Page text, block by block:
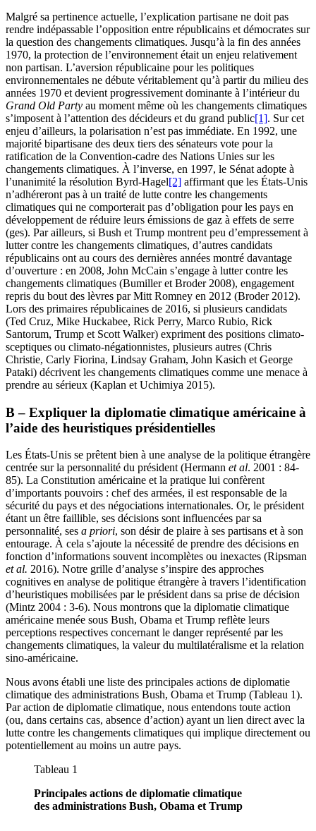
Malgré sa pertinence actuelle, l’explication partisane ne doit pas
rendre indépassable l’opposition entre républicains et démocrates sur
la question des changements climatiques. Jusqu’à la fin des années
1970, la protection de l’environnement était un enjeu relativement
non partisan. L’aversion républicaine pour les politiques
environnementales ne débute véritablement qu’à partir du milieu des
années 1970 et devient progressivement dominante à l’intérieur du
Grand Old Party au moment même où les changements climatiques
s’imposent à l’attention des décideurs et du grand public[1]. Sur cet
enjeu d’ailleurs, la polarisation n’est pas immédiate. En 1992, une
majorité bipartisane des deux tiers des sénateurs vote pour la
ratification de la Convention-cadre des Nations Unies sur les
changements climatiques. À l’inverse, en 1997, le Sénat adopte à
l’unanimité la résolution Byrd-Hagel[2] affirmant que les États-Unis
n’adhéreront pas à un traité de lutte contre les changements
climatiques qui ne comporterait pas d’obligation pour les pays en
développement de réduire leurs émissions de gaz à effets de serre
(ges). Par ailleurs, si Bush et Trump montrent peu d’empressement à
lutter contre les changements climatiques, d’autres candidats
républicains ont au cours des dernières années montré davantage
d’ouverture : en 2008, John McCain s’engage à lutter contre les
changements climatiques (Bumiller et Broder 2008), engagement
repris du bout des lèvres par Mitt Romney en 2012 (Broder 2012).
Lors des primaires républicaines de 2016, si plusieurs candidats
(Ted Cruz, Mike Huckabee, Rick Perry, Marco Rubio, Rick
Santorum, Trump et Scott Walker) expriment des positions climato-
sceptiques ou climato-négationnistes, plusieurs autres (Chris
Christie, Carly Fiorina, Lindsay Graham, John Kasich et George
Pataki) décrivent les changements climatiques comme une menace à
prendre au sérieux (Kaplan et Uchimiya 2015).
B – Expliquer la diplomatie climatique américaine à
l’aide des heuristiques présidentielles
Les États-Unis se prêtent bien à une analyse de la politique étrangère
centrée sur la personnalité du président (Hermann et al. 2001 : 84-
85). La Constitution américaine et la pratique lui confèrent
d’importants pouvoirs : chef des armées, il est responsable de la
sécurité du pays et des négociations internationales. Or, le président
étant un être faillible, ses décisions sont influencées par sa
personnalité, ses a priori, son désir de plaire à ses partisans et à son
entourage. À cela s’ajoute la nécessité de prendre des décisions en
fonction d’informations souvent incomplètes ou inexactes (Ripsman
et al. 2016). Notre grille d’analyse s’inspire des approches
cognitives en analyse de politique étrangère à travers l’identification
d’heuristiques mobilisées par le président dans sa prise de décision
(Mintz 2004 : 3-6). Nous montrons que la diplomatie climatique
américaine menée sous Bush, Obama et Trump reflète leurs
perceptions respectives concernant le danger représenté par les
changements climatiques, la valeur du multilatéralisme et la relation
sino-américaine.
Nous avons établi une liste des principales actions de diplomatie
climatique des administrations Bush, Obama et Trump (Tableau 1).
Par action de diplomatie climatique, nous entendons toute action
(ou, dans certains cas, absence d’action) ayant un lien direct avec la
lutte contre les changements climatiques qui implique directement ou
potentiellement au moins un autre pays.
Tableau 1
Principales actions de diplomatie climatique
des administrations Bush, Obama et Trump